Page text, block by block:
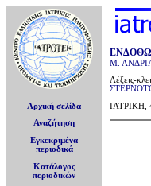
Αρχική σελίδα
Αναζήτηση
Εγκεκριμένα
περιοδικά
Κατάλογος
περιοδικών
Μ.
Λέξεις-
ΙΑΤΡΙΚΗ,